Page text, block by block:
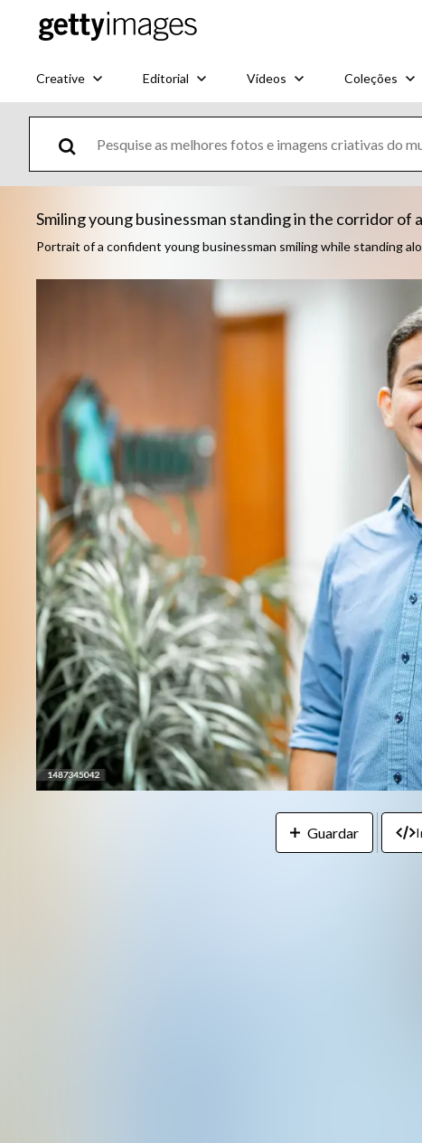
Creative Editorial Vídeos Coleções
Smiling young businessman standing in the corridor
Portrait of a confident young businessman smiling while standing
Guardar